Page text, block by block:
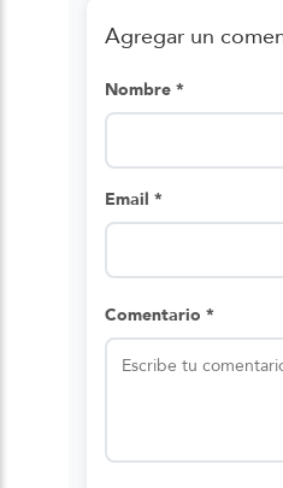
Agregar un
Nombre *
Email *
Comentario *